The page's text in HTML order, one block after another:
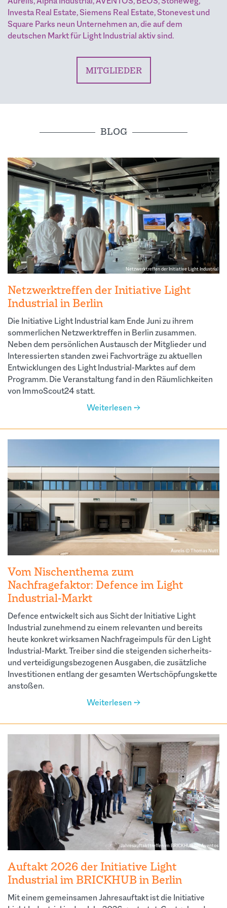
Investa Real Estate, Siemens Real Estate, Stonevest und
Square Parks neun Unternehmen an, die auf dem
deutschen Markt für Light Industrial aktiv sind.
MITGLIEDER
BLOG
Netzwerktreffen der Initiative Light Industrial
Netzwerktreffen der Initiative Light
Industrial in Berlin
Die Initiative Light Industrial kam Ende Juni zu ihrem
sommerlichen Netzwerktreffen in Berlin zusammen.
Neben dem persönlichen Austausch der Mitglieder und
Interessierten standen zwei Fachvorträge zu aktuellen
Entwicklungen des Light Industrial-Marktes auf dem
Programm. Die Veranstaltung fand in den Räumlichkeiten
von ImmoScout24 statt.
Weiterlesen →
Aurelis © Thomas Nutt
Vom Nischenthema zum
Nachfragefaktor: Defence im Light
Industrial-Markt
Defence entwickelt sich aus Sicht der Initiative Light
Industrial zunehmend zu einem relevanten und bereits
heute konkret wirksamen Nachfrageimpuls für den Light
Industrial-Markt. Treiber sind die steigenden sicherheits-
und verteidigungsbezogenen Ausgaben, die zusätzliche
Investitionen entlang der gesamten Wertschöpfungskette
anstoßen.
Weiterlesen →
Jahresauftakttreffen im BRICKHUB bei Aventos
Auftakt 2026 der Initiative Light
Industrial im BRICKHUB in Berlin
Mit einem gemeinsamen Jahresauftakt ist die Initiative